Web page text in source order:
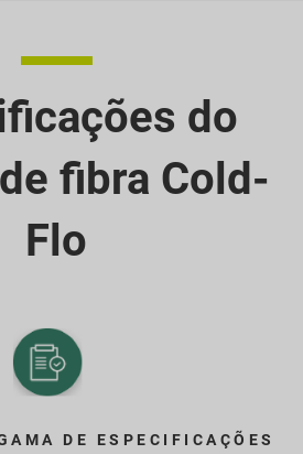
do
fibra Cold-
Flo
DE ESPECIFICAÇÕES